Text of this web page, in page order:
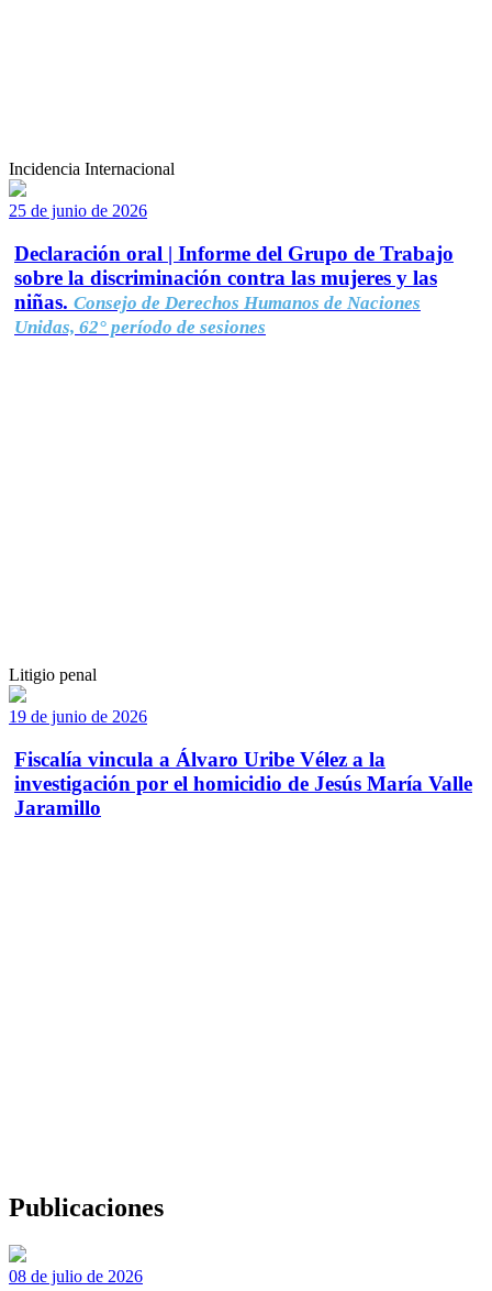
Incidencia Internacional
25 de junio de 2026
Declaración oral | Informe del Grupo de Trabajo
sobre la discriminación contra las mujeres y las
niñas. Consejo de Derechos Humanos de Naciones
Unidas, 62° período de sesiones
Litigio penal
19 de junio de 2026
Fiscalía vincula a Álvaro Uribe Vélez a la
investigación por el homicidio de Jesús María Valle
Jaramillo
Publicaciones
08 de julio de 2026